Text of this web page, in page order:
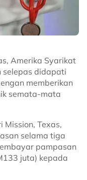
Amerika Syarikat
selepas didapati
memberikan
semata-mata
Mission, Texas,
selama tiga
pampasan
juta) kepada